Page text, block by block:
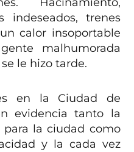
indeseados, trenes
calor insoportable
malhumorada
le hizo tarde.
en la Ciudad de
evidencia tanto la
la ciudad como
y la cada vez